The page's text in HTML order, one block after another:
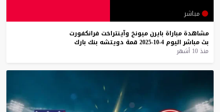
مباشر
مشاهدة مباراة بايرن ميونخ وآينتراخت فرانكفورت
بث مباشر اليوم 4-10-2025 قمة دويتشه بنك بارك
منذ 10 أشهر